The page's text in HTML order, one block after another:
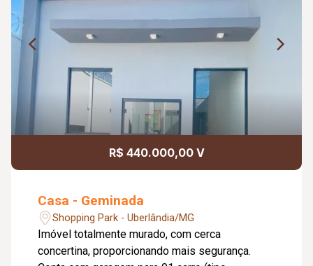
R$ 440.000,00 V
Casa - Geminada
Shopping Park - Uberlândia/MG
Imóvel totalmente murado, com cerca
concertina, proporcionando mais segurança.